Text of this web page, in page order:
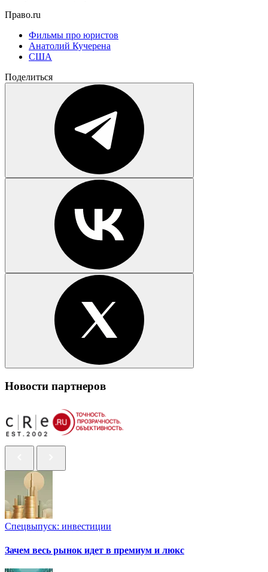
Право.ru
Фильмы про юристов
Анатолий Кучерена
США
Поделиться
Новости партнеров
Спецвыпуск: инвестиции
Зачем весь рынок идет в премиум и люкс